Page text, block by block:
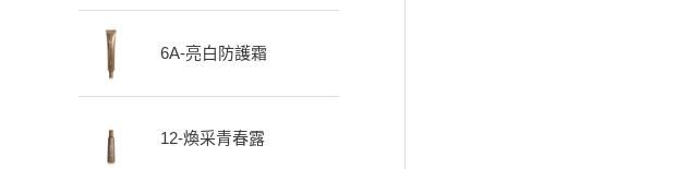
6A-亮白防護霜
12-煥采青春露